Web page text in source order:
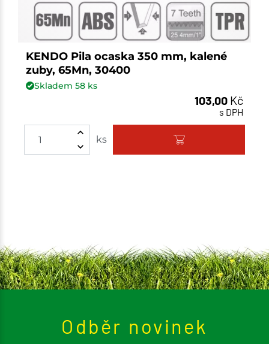
KENDO Pila ocaska 350 mm, kalené
zuby, 65Mn, 30400
Skladem 58ks
103,00 Kč
s DPH
ks
Odběr novinek